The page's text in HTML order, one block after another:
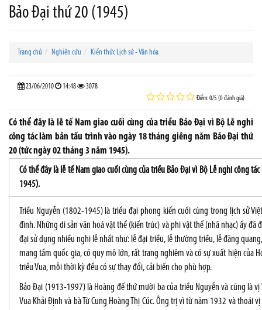
Bảo Đại thứ 20 (1945)
Trang chủ Nghiên cứu Kiến thức Lịch sử - Văn hóa
23/06/2010 14:48 3078
Điểm: 0/5 (0 đánh giá)
Có thể đây là lễ tế Nam giao cuối cùng của triều Bảo Đại vì Bộ Lễ nghi
công tác làm bản tấu trình vào ngày 18 tháng giêng năm Bảo Đại thứ
20 (tức ngày 02 tháng 3 năm 1945).
Có thể đây là lễ tế Nam giao cuối cùng của triều Bảo Đại vì Bộ Lễ nghi công
1945).
Triều Nguyễn (1802-1945) là triều đại phong kiến cuối cùng trong lịch sử
đình. Những di sản văn hoá vật thể (kiến trúc) và phi vật thể (nhã nhạc) ấy đã
đại sử dụng nhiều nghi lễ nhất như: lễ đại triều, lễ thường triều, lễ đăng
mang tầm quốc gia, có quy mô lớn, rất trang nghiêm và có sự xuất hiện của
triều Vua, mỗi thời kỳ đều có sự thay đổi, cải biến cho phù hợp.
Bảo Đại (1913-1997) là Hoàng đế thứ mười ba của triều Nguyễn và cũng là
Vua Khải Định và bà Từ Cung Hoàng Thị Cúc. Ông trị vì từ năm 1932 và thoái